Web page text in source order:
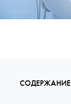
СОДЕРЖАНИЕ